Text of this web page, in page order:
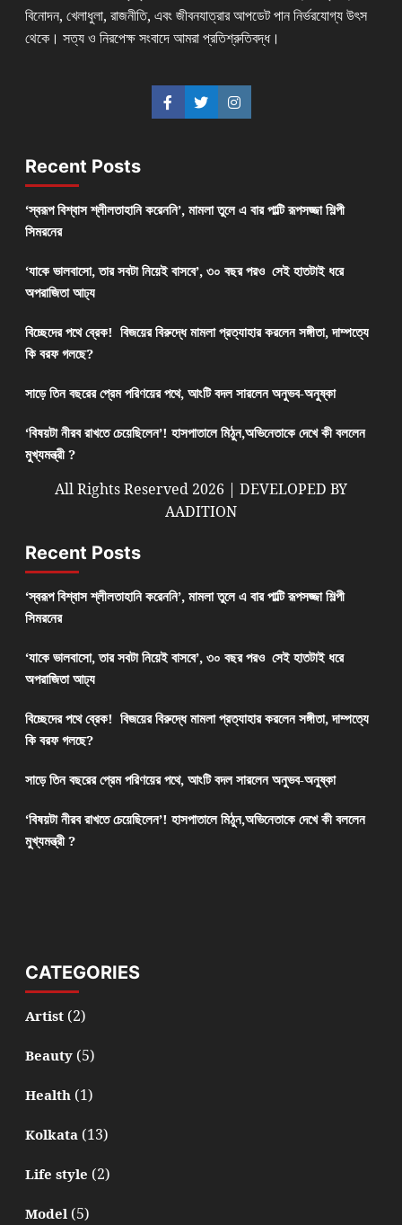
বিনোদন, খেলাধুলা, রাজনীতি, এবং জীবনযাত্রার আপডেট পান নির্ভরযোগ্য উৎস
থেকে। সত্য ও নিরপেক্ষ সংবাদে আমরা প্রতিশ্রুতিবদ্ধ।
Recent Posts
‘স্বরূপ বিশ্বাস শ্লীলতাহানি করেননি’, মামলা তুলে এ বার পাল্টি রূপসজ্জা শিল্পী
সিমরনের
‘যাকে ভালবাসো, তার সবটা নিয়েই বাসবে’, ৩০ বছর পরও সেই হাতটাই ধরে
অপরাজিতা আঢ্য
বিচ্ছেদের পথে ব্রেক! বিজয়ের বিরুদ্ধে মামলা প্রত্যাহার করলেন সঙ্গীতা, দাম্পত্যে
কি বরফ গলছে?
সাড়ে তিন বছরের প্রেম পরিণয়ের পথে, আংটি বদল সারলেন অনুভব-অনুষ্কা
‘বিষয়টা নীরব রাখতে চেয়েছিলেন’! হাসপাতালে মিঠুন,অভিনেতাকে দেখে কী বললেন
মুখ্যমন্ত্রী ?
All Rights Reserved 2026 | DEVELOPED BY
AADITION
Recent Posts
‘স্বরূপ বিশ্বাস শ্লীলতাহানি করেননি’, মামলা তুলে এ বার পাল্টি রূপসজ্জা শিল্পী
সিমরনের
‘যাকে ভালবাসো, তার সবটা নিয়েই বাসবে’, ৩০ বছর পরও সেই হাতটাই ধরে
অপরাজিতা আঢ্য
বিচ্ছেদের পথে ব্রেক! বিজয়ের বিরুদ্ধে মামলা প্রত্যাহার করলেন সঙ্গীতা, দাম্পত্যে
কি বরফ গলছে?
সাড়ে তিন বছরের প্রেম পরিণয়ের পথে, আংটি বদল সারলেন অনুভব-অনুষ্কা
‘বিষয়টা নীরব রাখতে চেয়েছিলেন’! হাসপাতালে মিঠুন,অভিনেতাকে দেখে কী বললেন
মুখ্যমন্ত্রী ?
CATEGORIES
Artist(2)
Beauty(5)
Health(1)
Kolkata(13)
Life style (2)
Model(5)